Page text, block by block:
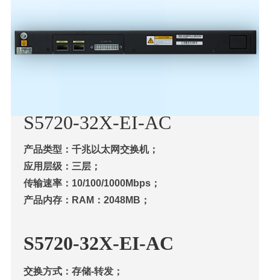
S5720-32X-EI-AC
产品类型：千兆以太网交换机；
应用层级：三层；
传输速率：10/100/1000Mbps；
产品内存：RAM：2048MB；
S5720-32X-EI-AC
交换方式：存储-转发；